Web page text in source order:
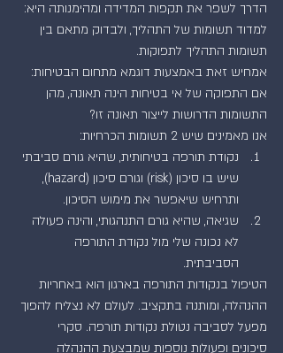
הדרך לשפר את תקפות המדידה ומהימנותה היא:
למדוד תשומות של התהליך, ולבדוק מתאם בין
תשומות התהליך לתפוקות.
אמחיש זאת באמצעות דוגמא מתחום הבטיחות:
אם התפוקה של אי בטיחות הינה תאונה, מהן
התשומות הדרושות לייצור תאונה זו?
אנו מאמינים שיש 2 תשומות הכרחיות:
נקודת תורפה בטיחותית, שהיא גורם סביבתי
שיש בו סיכון (risk) וגורם סיכון (hazard),
ותרחיש שיאפשר את מימוש הסיכון.
שגיאה, שהיא גורם התנהגותי, והינה פעולה
לא נכונה שלי מול נקודת התורפה
הסביבתית.
הטיפול בנקודות התורפה בארגון הוא באחריות
ההנהלה, ומותנה בתקציב. לעולם לא נצליח להפוך
מפעל לסביבה נטולת נקודות תורפה. סקרי
סיכונים ופעולות נוספות שמבצעת ההנהלה